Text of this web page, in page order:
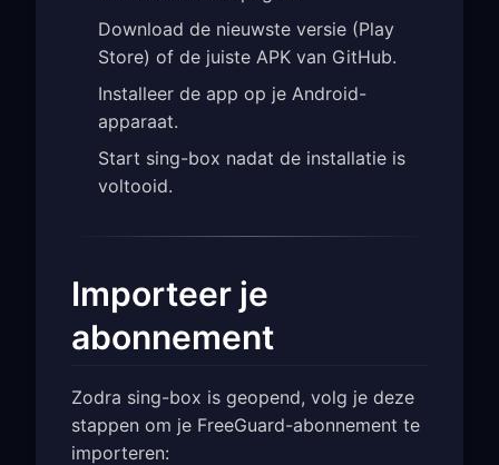
Download de nieuwste versie (Play
Store) of de juiste APK van GitHub.
Installeer de app op je Android-
apparaat.
Start sing-box nadat de installatie is
voltooid.
Importeer je
abonnement
Zodra sing-box is geopend, volg je deze
stappen om je FreeGuard-abonnement te
importeren: